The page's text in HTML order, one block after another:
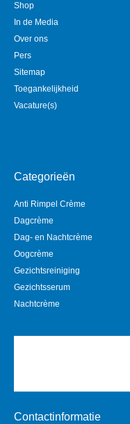
Shop
In de Media
Over ons
Pers
Sitemap
Toegankelijkheid
Vacature(s)
Categorieën
Anti Rimpel Crème
Dagcrème
Dag- en Nachtcrème
Oogcrème
Gezichtsreiniging
Gezichtsserum
Nachtcrème
Contactinformatie